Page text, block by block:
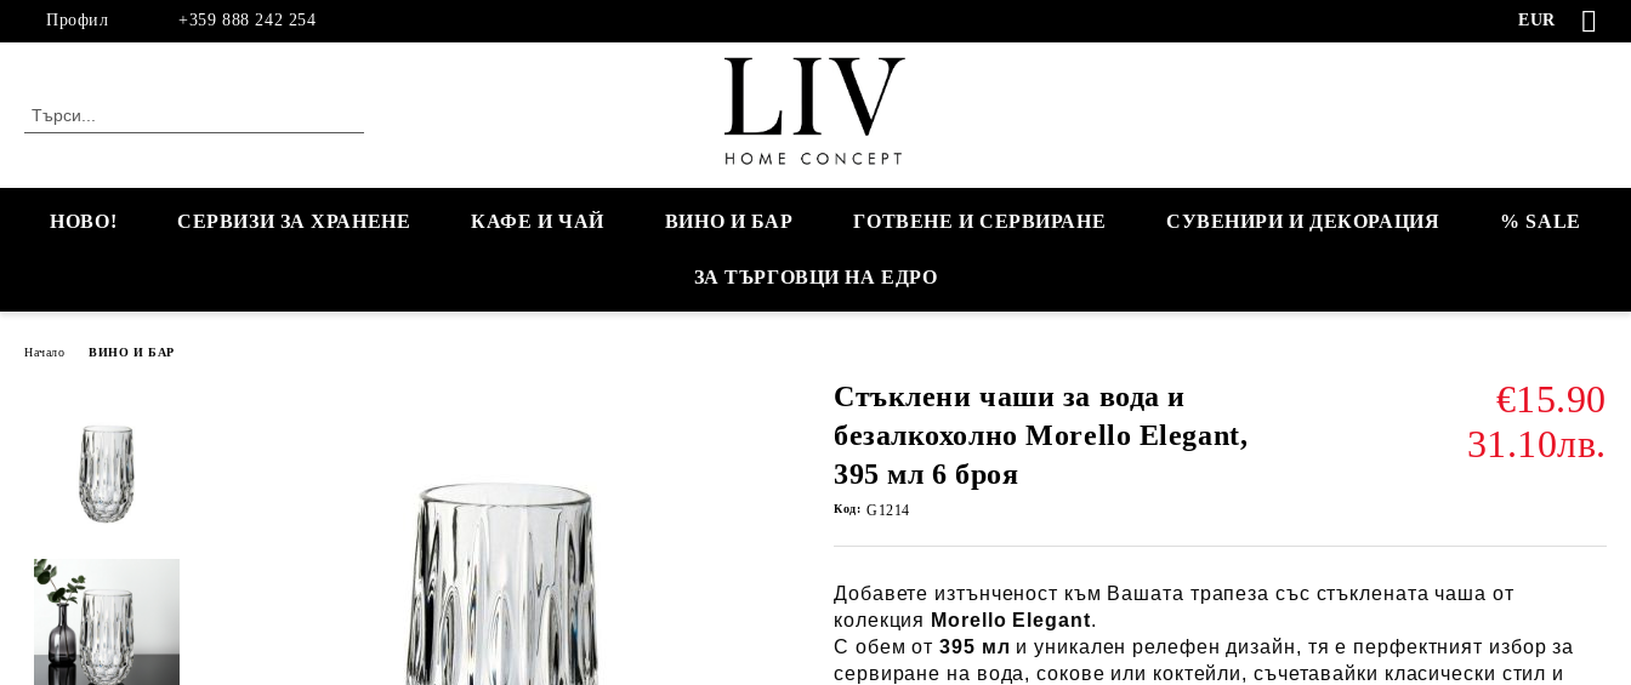
Профил +359 888 242 254 EUR
НОВО! СЕРВИЗИ ЗА ХРАНЕНЕ КАФЕ И ЧАЙ ВИНО И БАР ГОТВЕНЕ И СЕРВИРАНЕ СУВЕНИРИ И ДЕКОРАЦИЯ % SALE
ЗА ТЪРГОВЦИ НА ЕДРО
Начало ВИНО И БАР
Стъклени чаши за вода и
безалкохолно Morello Elegant,
395 мл 6 броя
€15.90
31.10лв.
Код: G1214
Добавете изтънченост към Вашата трапеза със стъклената чаша от
колекция Morello Elegant.
С обем от 395 мл и уникален релефен дизайн, тя е перфектният избор за
сервиране на вода, сокове или коктейли, съчетавайки класически стил и